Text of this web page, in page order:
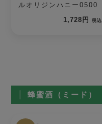
ルオリジンハニー0500
1,728円
税込
蜂蜜酒（ミード）